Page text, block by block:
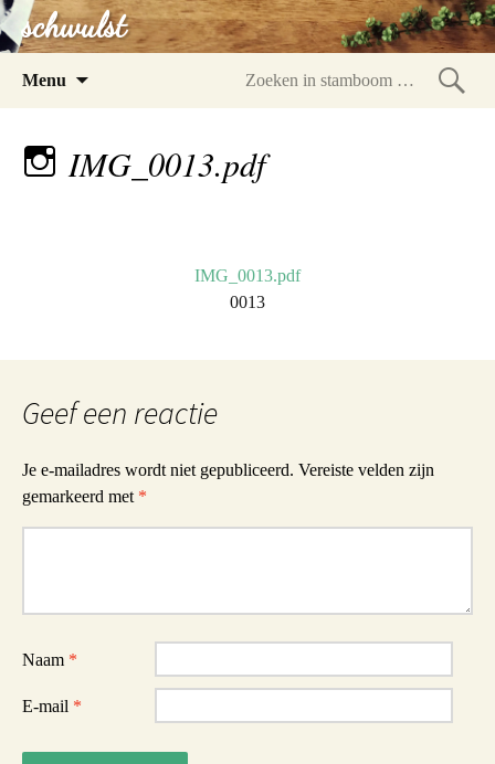
schwulst
Menu
IMG_0013.pdf
IMG_0013.pdf
0013
Geef een reactie
Je e-mailadres wordt niet gepubliceerd. Vereiste velden zijn
gemarkeerd met *
Naam *
E-mail *